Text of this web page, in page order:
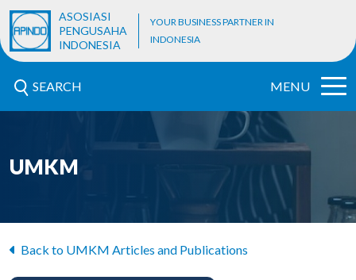
ASOSIASI
PENGUSAHA
INDONESIA
YOUR BUSINESS PARTNER IN
INDONESIA
SEARCH MENU
UMKM
Back to UMKM Articles and Publications